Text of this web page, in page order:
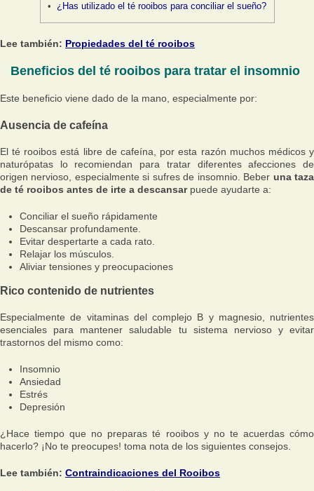
¿Has utilizado el té rooibos para conciliar el sueño?
Lee también: Propiedades del té rooibos
Beneficios del té rooibos para tratar el insomnio
Este beneficio viene dado de la mano, especialmente por:
Ausencia de cafeína
El té rooibos está libre de cafeína, por esta razón muchos médicos y
naturópatas lo recomiendan para tratar diferentes afecciones de
origen nervioso, especialmente si sufres de insomnio. Beber una taza
de té rooibos antes de irte a descansarpuede ayudarte a:
Conciliar el sueño rápidamente
Descansar profundamente.
Evitar despertarte a cada rato.
Relajar los músculos.
Aliviar tensiones y preocupaciones
Rico contenido de nutrientes
Especialmente de vitaminas del complejo B y magnesio, nutrientes
esenciales para mantener saludable tu sistema nervioso y evitar
trastornos del mismo como:
Insomnio
Ansiedad
Estrés
Depresión
¿Hace tiempo que no preparas té rooibos y no te acuerdas cómo
hacerlo? ¡No te preocupes! toma nota de los siguientes consejos.
Lee también: Contraindicaciones del Rooibos